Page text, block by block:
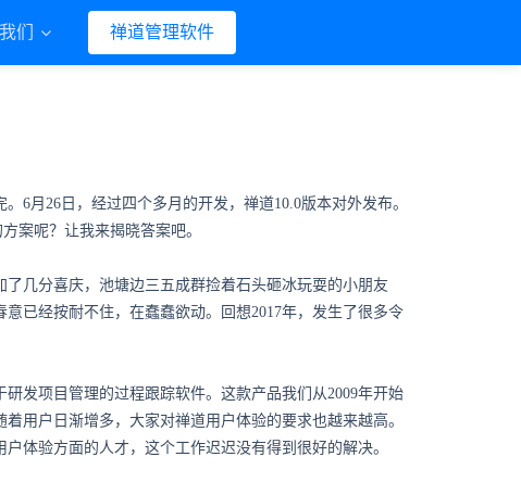
们 禅道管理软件
6月26日，经过四个多月的开发，禅道10.0版本对外发布。
案呢？让我来揭晓答案吧。
几分喜庆，池塘边三五成群捡着石头砸冰玩耍的小朋友
已经按耐不住，在蠢蠢欲动。回想2017年，发生了很多令
发项目管理的过程跟踪软件。这款产品我们从2009年开始
用户日渐增多，大家对禅道用户体验的要求也越来越高。
体验方面的人才，这个工作迟迟没有得到很好的解决。